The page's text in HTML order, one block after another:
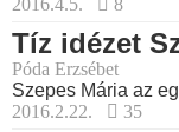
Tíz idézet
Póda Erzsébet
Szepes Mária az
2016.2.22.
35